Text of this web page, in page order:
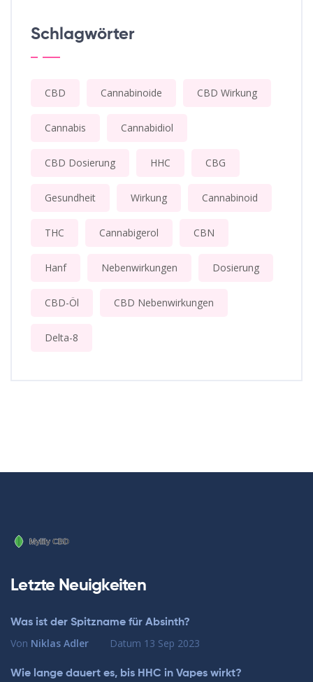
Schlagwörter
CBD Cannabinoide CBD Wirkung
Cannabis Cannabidiol
CBD Dosierung HHC CBG
Gesundheit Wirkung Cannabinoid
THC Cannabigerol CBN
Hanf Nebenwirkungen Dosierung
CBD-Öl CBD Nebenwirkungen
Delta-8
Letzte Neuigkeiten
Was ist der Spitzname für Absinth?
Von Niklas Adler Datum 13 Sep 2023
Wie lange dauert es, bis HHC in Vapes wirkt?